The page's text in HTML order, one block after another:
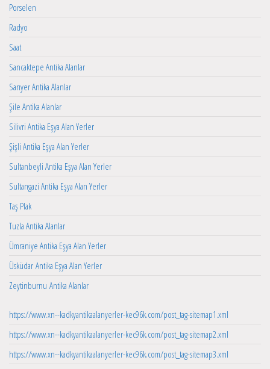
Porselen
Radyo
Saat
Sancaktepe Antika Alanlar
Sarıyer Antika Alanlar
Şile Antika Alanlar
Silivri Antika Eşya Alan Yerler
Şişli Antika Eşya Alan Yerler
Sultanbeyli Antika Eşya Alan Yerler
Sultangazi Antika Eşya Alan Yerler
Taş Plak
Tuzla Antika Alanlar
Ümraniye Antika Eşya Alan Yerler
Üsküdar Antika Eşya Alan Yerler
Zeytinburnu Antika Alanlar
https://www.xn--kadkyantikaalanyerler-kec96k.com/post_tag-sitemap1.xml
https://www.xn--kadkyantikaalanyerler-kec96k.com/post_tag-sitemap2.xml
https://www.xn--kadkyantikaalanyerler-kec96k.com/post_tag-sitemap3.xml